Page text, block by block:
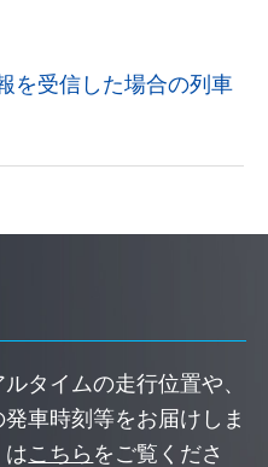
を受信した場合の列車
タイムの走行位置や、
車時刻等をお届けしま
はこちら をご覧くださ